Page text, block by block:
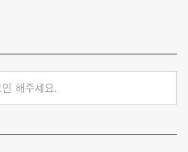
해주세요.